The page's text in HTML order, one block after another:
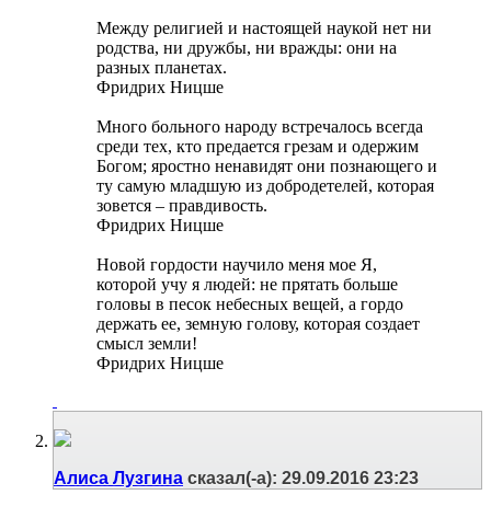
Между религией и настоящей наукой нет ни
родства, ни дружбы, ни вражды: они на
разных планетах.
Фридрих Ницше
Много больного народу встречалось всегда
среди тех, кто предается грезам и одержим
Богом; яростно ненавидят они познающего и
ту самую младшую из добродетелей, которая
зовется – правдивость.
Фридрих Ницше
Новой гордости научило меня мое Я,
которой учу я людей: не прятать больше
головы в песок небесных вещей, а гордо
держать ее, земную голову, которая создает
смысл земли!
Фридрих Ницше
Алиса Лузгина сказал(-а): 29.09.2016 23:23